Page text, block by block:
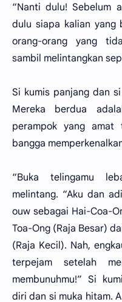
“Nanti dulu! Sebelum
dulu siapa kalian yang
orang-orang yang
sambil melintangkan
Si kumis panjang dan
Mereka berdua
perampok yang amat
bangga
“Buka telingamu
melintang. “Aku dan
ouw sebagai Hai-Coa-
Toa-Ong (Raja Besar)
(Raja Kecil). Nah,
terpejam setelah
membunuhmu!” Si
diri dan si muka hitam.